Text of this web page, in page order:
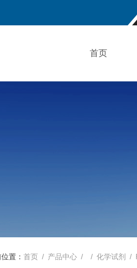
首页
位置：首页 / 产品中心 / /化学试剂 /